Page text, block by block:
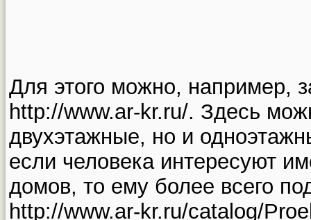
Для этого можно, например,
http://www.ar-kr.ru/. Здесь
двухэтажные, но и
если человека интересуют
домов, то ему более всего
http://www.ar-kr.ru/catalog/